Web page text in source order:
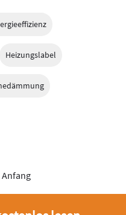
Heizungslabel